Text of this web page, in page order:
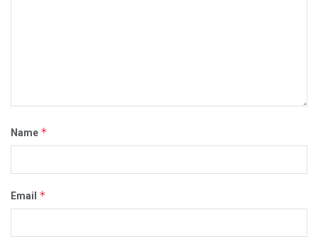
Name *
Email *